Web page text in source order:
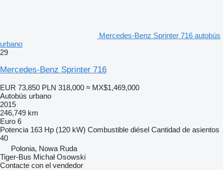
Mercedes-Benz Sprinter 716 autobús
urbano
29
Mercedes-Benz Sprinter 716
EUR 73,850 PLN 318,000 ≈ MX$1,469,000
Autobús urbano
2015
246,749 km
Euro 6
Potencia 163 Hp (120 kW) Combustible diésel Cantidad de asientos
40
Polonia, Nowa Ruda
Tiger-Bus Michał Osowski
Contacte con el vendedor